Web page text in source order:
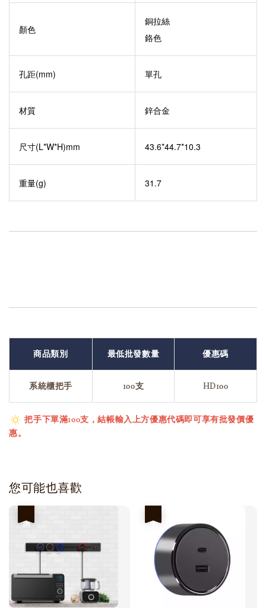
顏色
銅拉絲
鉻色
孔距(mm) 單孔
材質 鋅合金
尺寸(L*W*H)mm 43.6*44.7*10.3
重量(g) 31.7
商品類別 最低批發數量 優惠碼
系統櫃把手 100支 HD100
把手下單滿100支，結帳輸入上方優惠代碼即可享有批發價優
惠。
您可能也喜歡